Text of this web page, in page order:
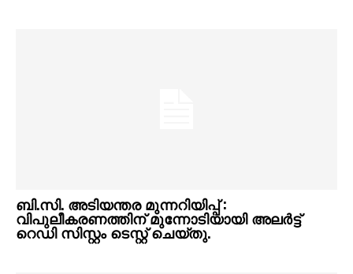
ബി.സി. അടിയന്തര മുന്നറിയിപ്പ് :
വിപുലീകരണത്തിന് മുന്നോടിയായി അലർട്ട്
റെഡി സിസ്റ്റം ടെസ്റ്റ് ചെയ്തു.